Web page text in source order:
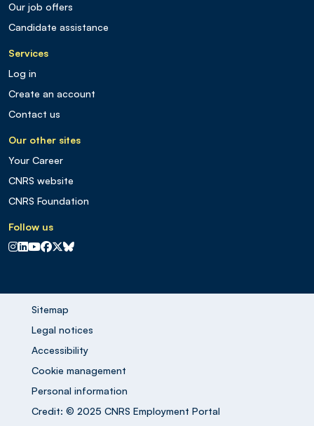
Our job offers
Candidate assistance
Services
Log in
Create an account
Contact us
Our other sites
Your Career
CNRS website
CNRS Foundation
Follow us
CNRS sur Instagram
CNRS sur Linkedin
CNRS sur Youtube
CNRS sur Facebook
CNRS sur X
CNRS sur Blus sky
Sitemap
Legal notices
Accessibility
Cookie management
Personal information
Credit: © 2025 CNRS Employment Portal